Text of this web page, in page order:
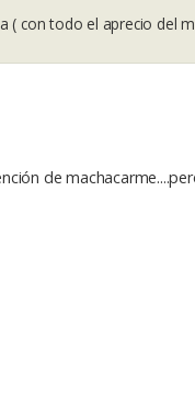
( con todo el aprecio del
de